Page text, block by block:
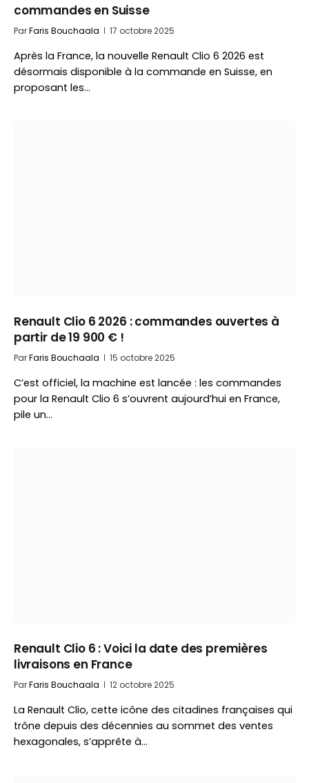
commandes en Suisse
ParFaris Bouchaala 17 octobre 2025
Après la France, la nouvelle Renault Clio 6 2026 est
désormais disponible à la commande en Suisse, en
proposant les…
Renault Clio 6 2026 : commandes ouvertes à
partir de 19 900 € !
ParFaris Bouchaala 15 octobre 2025
C’est officiel, la machine est lancée : les commandes
pour la Renault Clio 6 s’ouvrent aujourd’hui en France,
pile un…
Renault Clio 6 : Voici la date des premières
livraisons en France
ParFaris Bouchaala 12 octobre 2025
La Renault Clio, cette icône des citadines françaises qui
trône depuis des décennies au sommet des ventes
hexagonales, s’apprête à…